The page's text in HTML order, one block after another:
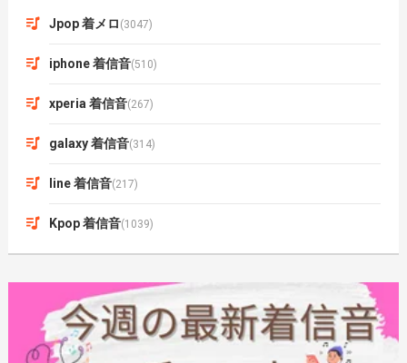
Jpop 着メロ (3047)
iphone 着信音(510)
xperia 着信音(267)
galaxy 着信音(314)
line 着信音(217)
Kpop 着信音(1039)